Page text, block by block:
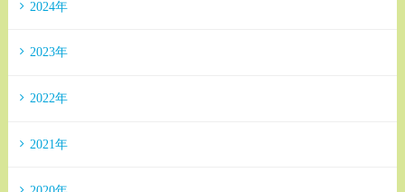
2024年
2023年
2022年
2021年